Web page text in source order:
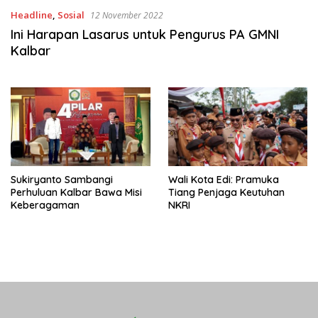
Headline, Sosial 12 November 2022
Ini Harapan Lasarus untuk Pengurus PA GMNI
Kalbar
Sukiryanto Sambangi
Perhuluan Kalbar Bawa Misi
Keberagaman
Wali Kota Edi: Pramuka
Tiang Penjaga Keutuhan
NKRI